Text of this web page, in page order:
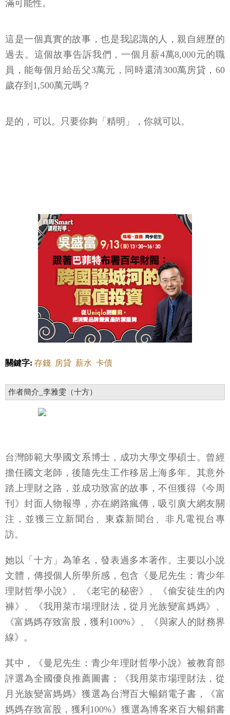
滿可能性。
這是一個真實的故事，也是我認識的人，親自經歷的
過去。這個故事告訴我們，一個月薪4萬8,000元的職
員，能每個月給岳父3萬元，同時還清300萬房貸，60
歲存到1,500萬元嗎？
是的，可以。只要你夠「精明」，你就可以。
關鍵字: 存錢 房貸 薪水 卡債
作者簡介_李雅雯（十方）
台灣師範大學國文系博士，成功大學文學碩士。曾經
擔任國文老師，後隨先生工作移居上海多年。其意外
踏上理財之路，並成功致富的故事，不但獲得《今周
刊》封面人物報導，亦在網路瘋傳，吸引廣大網友關
注，並獲三立新聞台、東森新聞台、非凡電視台專
訪。
她以「十方」為筆名，發表過多本著作。主要以小說
文體，傳授個人所學所感，包含《曼尼先生：青少年
理財哲學小說》、《老宅的秘密》、《偷安徒生的內
褲》、《我用菜市場理財法，從月光族變富媽媽》、
《富媽媽存致富股，獲利100%》、《與家人的財務界
線》。
其中，《曼尼先生：青少年理財哲學小說》被教育部
評選為全國優良推薦圖書；《我用菜市場理財法，從
月光族變富媽媽》獲選為台灣百大暢銷電子書，《富
媽媽存致富股，獲利100%》獲選為博客來百大暢銷書